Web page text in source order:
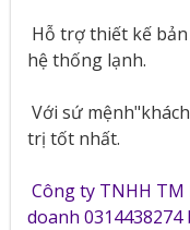
Hỗ trợ thiết kế
hệ thống lạnh.
Với sứ
trị tốt nhất.
Công ty TNHH TM
doanh